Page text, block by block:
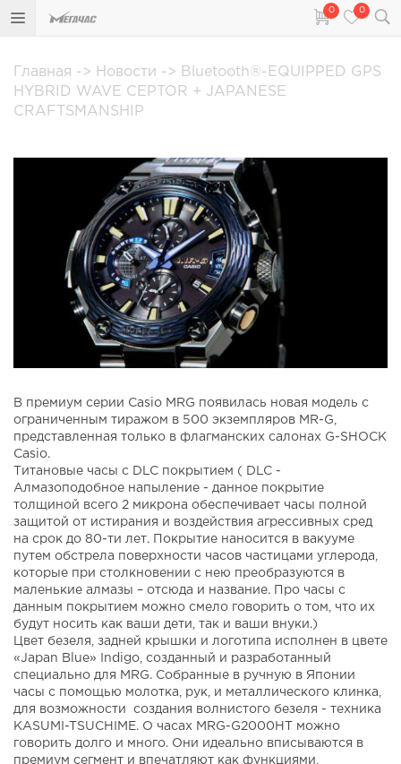
0 0
Главная -> Новости -> Bluetooth®-EQUIPPED GPS
HYBRID WAVE CEPTOR + JAPANESE
CRAFTSMANSHIP
В премиум серии Casio MRG появилась новая модель с
ограниченным тиражом в 500 экземпляров MR-G,
представленная только в флагманских салонах G-SHOCK
Casio.
Титановые часы с DLC покрытием ( DLC -
Алмазоподобное напыление - данное покрытие
толщиной всего 2 микрона обеспечивает часы полной
защитой от истирания и воздействия агрессивных сред
на срок до 80-ти лет. Покрытие наносится в вакууме
путем обстрела поверхности часов частицами углерода,
которые при столкновении с нею преобразуются в
маленькие алмазы – отсюда и название. Про часы с
данным покрытием можно смело говорить о том, что их
будут носить как ваши дети, так и ваши внуки.)
Цвет безеля, задней крышки и логотипа исполнен в цвете
«Japan Blue» Indigo, созданный и разработанный
специально для MRG. Собранные в ручную в Японии
часы с помощью молотка, рук, и металлического клинка,
для возможности создания волнистого безеля - техника
KASUMI-TSUCHIME. О часах MRG-G2000HT можно
говорить долго и много. Они идеально вписываются в
премиум сегмент и впечатляют как функциями,